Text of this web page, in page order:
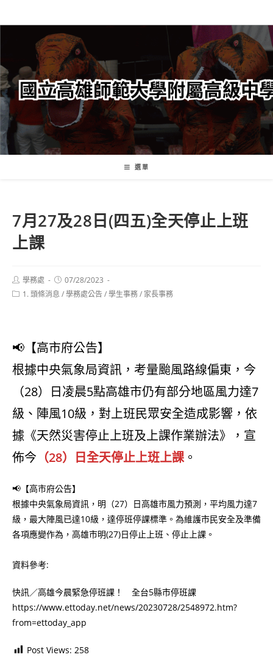
轉
要
內
容
選單
7月27及28日(四五)全天停止上班
上課
Post
author:
學務處
Post
published:
07/28/2023
Post1. 頭條消息 /學務處公告/學生事務/ 家長事務
📢【高市府公告】
根據中央氣象局資訊，考量颱風路線偏東，今
（28）日凌晨5點高雄市仍有部分地區風力達7
級、陣風10級，對上班民眾安全造成影響，依
據《天然災害停止上班及上課作業辦法》，宣
佈今 （28）日全天停止上班上課。
📢【高市府公告】
根據中央氣象局資訊，明（27）日高雄市風力預測，平均風力達7
級，最大陣風已達10級，達停班停課標準。為維護市民安全及準備
各項應變作為，高雄市明(27)日停止上班、停止上課。
資料參考:
快訊／高雄今晨緊急停班課！ 全台5縣市停班課
https://www.ettoday.net/news/20230728/2548972.htm?
from=ettoday_app
Post Views: 258